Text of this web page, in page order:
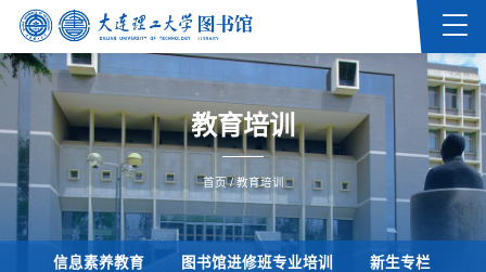
教育培训
首页/教育培训
信息素养教育 图书馆进修班专业培训 新生专栏